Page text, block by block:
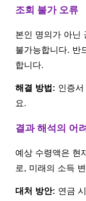
조회 불가 오류
본인 명의가 아닌
불가능합니다. 반
합니다.
해결 방법: 인증
요.
결과 해석의 어
예상 수령액은 현
로, 미래의 소득
대처 방안: 연금